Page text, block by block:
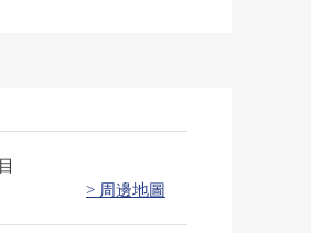
> 周邊地圖